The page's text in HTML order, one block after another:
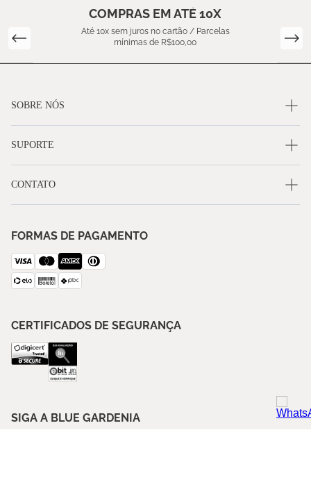
COMPRAS EM ATÉ 10X
Até 10x sem juros no cartão / Parcelas
mínimas de R$100,00
SOBRE NÓS
SUPORTE
CONTATO
FORMAS DE PAGAMENTO
CERTIFICADOS DE SEGURANÇA
SIGA A BLUE GARDENIA